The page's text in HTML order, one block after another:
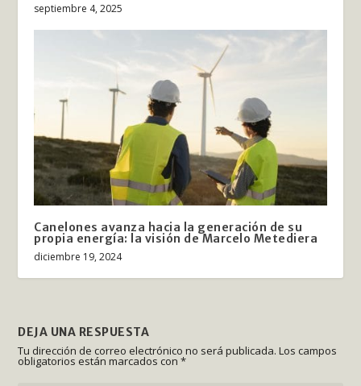
septiembre 4, 2025
Canelones avanza hacia la generación de su
propia energía: la visión de Marcelo Metediera
diciembre 19, 2024
DEJA UNA RESPUESTA
Tu dirección de correo electrónico no será publicada. Los campos
obligatorios están marcados con*